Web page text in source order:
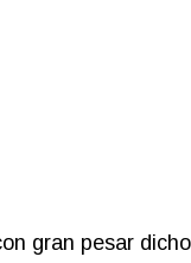
gran pesar